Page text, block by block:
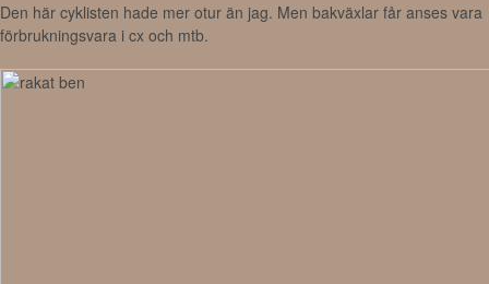
Den här cyklisten hade mer otur än jag. Men bakväxlar får anses vara
förbrukningsvara i cx och mtb.